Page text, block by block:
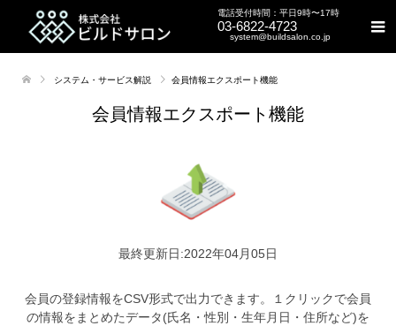
電話受付時間：平日9時〜17時
03-6822-4723
system@buildsalon.co.jp
システム・サービス解説 会員情報エクスポート機能
会員情報エクスポート機能
最終更新日:2022年04月05日
会員の登録情報をCSV形式で出力できます。１クリックで会員
の情報をまとめたデータ(氏名・性別・生年月日・住所など)を